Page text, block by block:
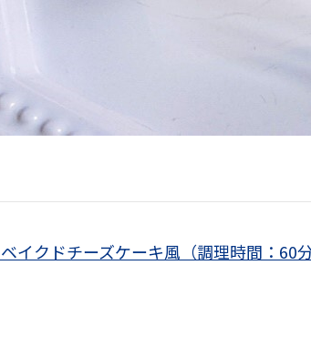
ベイクドチーズケーキ風 （調理時間：60分